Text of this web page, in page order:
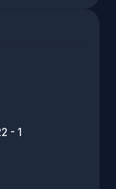
- 1